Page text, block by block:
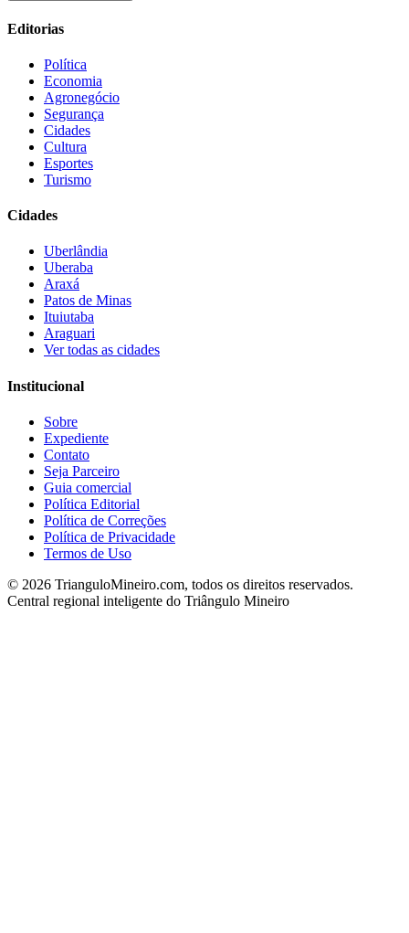
Editorias
Política
Economia
Agronegócio
Segurança
Cidades
Cultura
Esportes
Turismo
Cidades
Uberlândia
Uberaba
Araxá
Patos de Minas
Ituiutaba
Araguari
Ver todas as cidades
Institucional
Sobre
Expediente
Contato
Seja Parceiro
Guia comercial
Política Editorial
Política de Correções
Política de Privacidade
Termos de Uso
© 2026 TrianguloMineiro.com, todos os direitos reservados.
Central regional inteligente do Triângulo Mineiro